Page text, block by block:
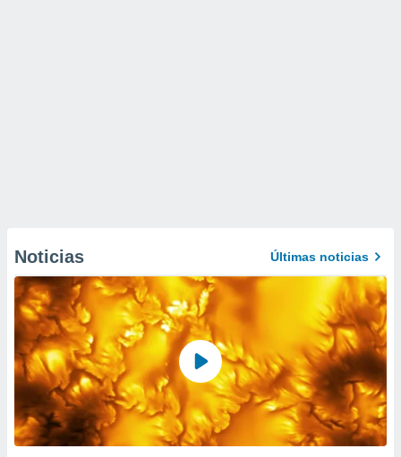
Noticias Últimas noticias